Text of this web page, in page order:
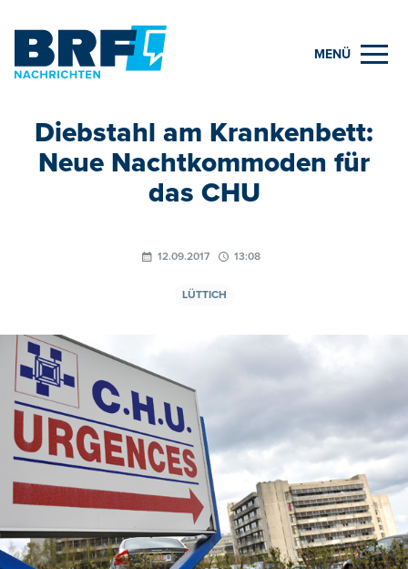
MENÜ
Diebstahl am Krankenbett:
Neue Nachtkommoden für
das CHU
12.09.2017 13:08
LÜTTICH